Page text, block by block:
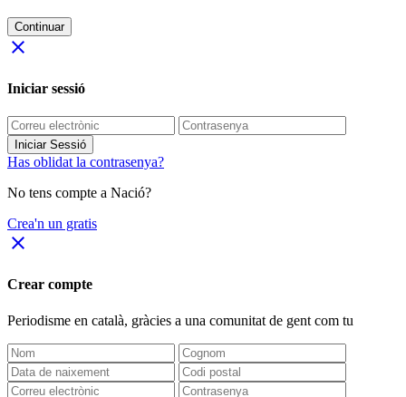
Continuar
close
Iniciar sessió
Iniciar Sessió
Has oblidat la contrasenya?
No tens compte a Nació?
Crea'n un gratis
close
Crear compte
Periodisme en català, gràcies a una comunitat de gent com tu